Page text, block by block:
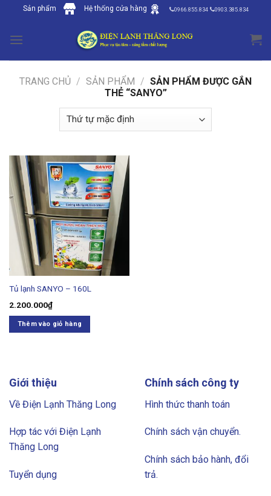
content
Sản phẩm Hệ thống cửa hàng 0966.855.834 0903.385.834
TRANG CHỦ / SẢN PHẨM / SẢN PHẨM ĐƯỢC GẮN
THẺ “SANYO”
Tủ lạnh SANYO – 160L
2.200.000₫
Thêm vào giỏ hàng
Giới thiệu
Về Điện Lạnh Thăng Long
Hợp tác với Điện Lạnh
Thăng Long
Tuyển dụng
Chính sách công ty
Hình thức thanh toán
Chính sách vận chuyển.
Chính sách bảo hành, đổi
trả.